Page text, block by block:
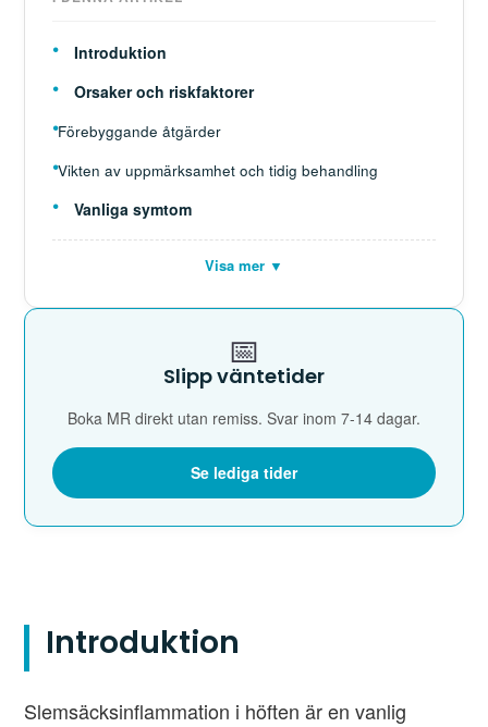
Introduktion
Slemsäcksinflammation i höften är en vanlig
Introduktion
Orsaker och riskfaktorer
Förebyggande åtgärder
Vikten av uppmärksamhet och tidig behandling
Vanliga symtom
Visa mer ▼
📅
Slipp väntetider
Boka MR direkt utan remiss. Svar inom 7-14 dagar.
Se lediga tider